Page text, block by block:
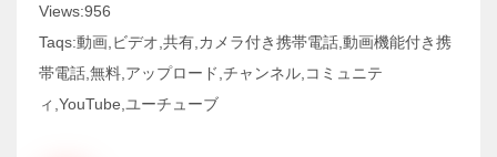
Views:956
Taqs:動画,ビデオ,共有,カメラ付き携帯電話,動画機能付き携
帯電話,無料,アップロード,チャンネル,コミュニテ
ィ,YouTube,ユーチューブ